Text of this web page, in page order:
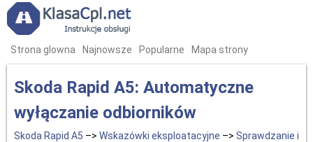
Strona glowna Najnowsze Popularne Mapa strony
Skoda Rapid A5: Automatyczne
wyłączanie odbiorników
Skoda Rapid A5 –> Wskazówki eksploatacyjne –> Sprawdzanie i